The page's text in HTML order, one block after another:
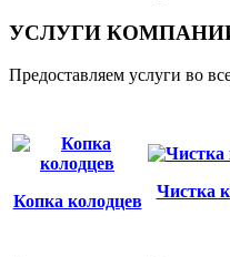
УСЛУГИ
Предоставляем услуги во
Копка колодцев
Чистка